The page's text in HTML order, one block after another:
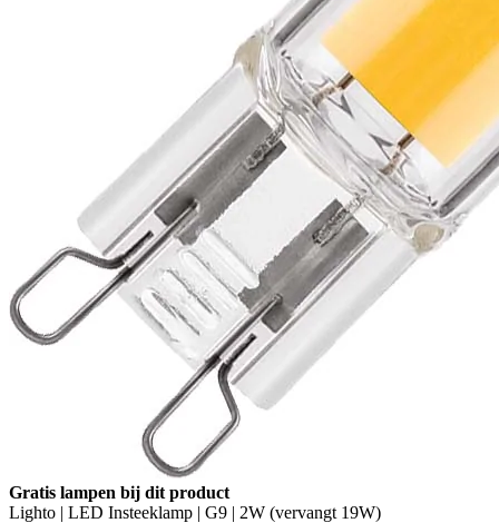
Gratis lampen bij dit product
Lighto | LED Insteeklamp | G9 | 2W (vervangt 19W)